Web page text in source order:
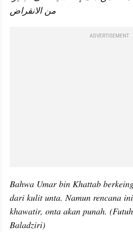
من الانقراض
ADVERTISEMENT
Bahwa Umar bin Khattab
dari kulit unta. Namun rencana
khawatir, onta akan punah.
Baladziri)